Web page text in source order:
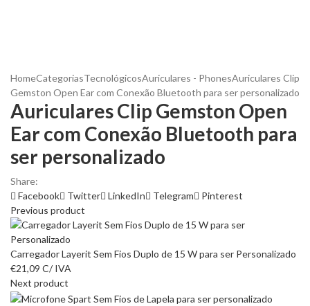
HomeCategoriasTecnológicosAuriculares - PhonesAuriculares Clip
Gemston Open Ear com Conexão Bluetooth para ser personalizado
Auriculares Clip Gemston Open
Ear com Conexão Bluetooth para
ser personalizado
Share:
Facebook
Twitter LinkedIn Telegram
Pinterest
Previous product
Carregador Layerit Sem Fios Duplo de 15 W para ser Personalizado
€21,09 C/ IVA
Next product